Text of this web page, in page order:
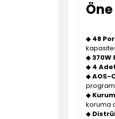
◆ 48
◆370W
◆ 4
◆AOS-
◆
koruma
◆